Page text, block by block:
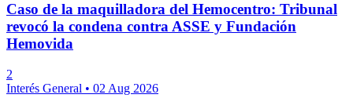
Caso de la maquilladora del Hemocentro: Tribunal
revocó la condena contra ASSE y Fundación
Hemovida
2
Interés General • 02 Aug 2026